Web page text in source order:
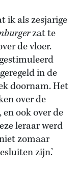
ik als zesjarige
zat te
de vloer.
in de
doornam. Het
over de
ook over de
leraar werd
zomaar
zijn.’